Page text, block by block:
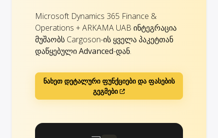
Microsoft Dynamics 365 Finance &
Operations + ARKAMA UAB ინტეგრაცია
მუშაობს Cargoson-ის ყველა პაკეტთან
დაწყებულიAdvanced-დან.
ნახეთ დეტალური ფუნქციები და ფასების
გეგმები